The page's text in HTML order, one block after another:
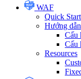
WAF
Quick Start
Hướng dẫn
Cấu
Cấu
Resources